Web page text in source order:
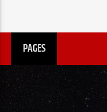
PAGES